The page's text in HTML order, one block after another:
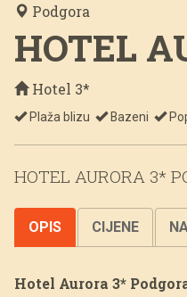
Podgora
HOTEL
Hotel 3*
Plaža blizu Bazeni
HOTEL AURORA 3*
OPIS CIJENE
Hotel Aurora 3*